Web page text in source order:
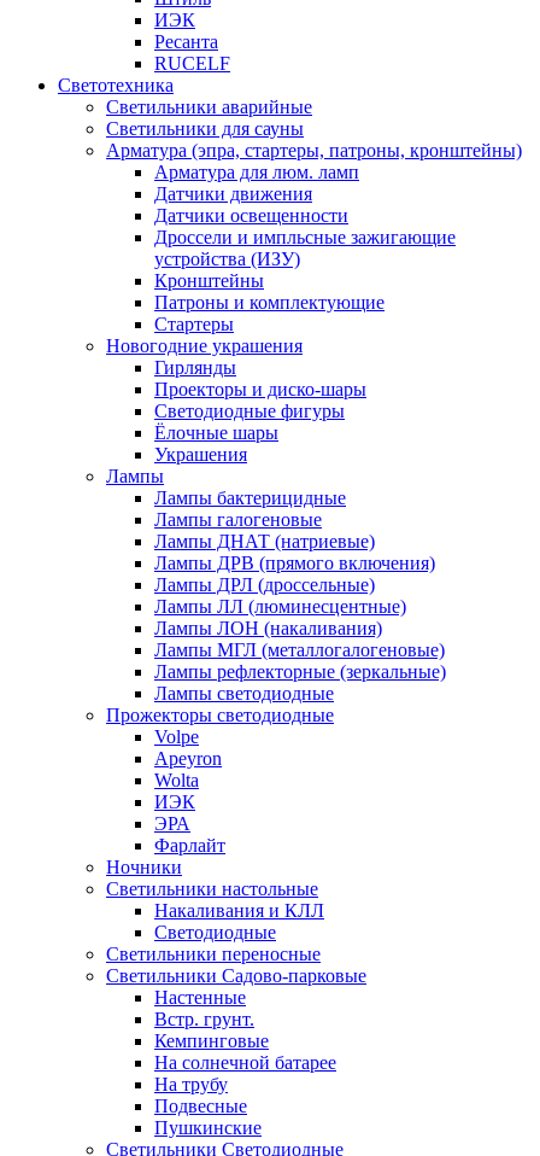
ИЭК
Ресанта
RUCELF
Светотехника
Светильники аварийные
Светильники для сауны
Арматура (эпра, стартеры, патроны, кронштейны)
Арматура для люм. ламп
Датчики движения
Датчики освещенности
Дроссели и импльсные зажигающие
устройства (ИЗУ)
Кронштейны
Патроны и комплектующие
Стартеры
Новогодние украшения
Гирлянды
Проекторы и диско-шары
Светодиодные фигуры
Ёлочные шары
Украшения
Лампы
Лампы бактерицидные
Лампы галогеновые
Лампы ДНАТ (натриевые)
Лампы ДРВ (прямого включения)
Лампы ДРЛ (дроссельные)
Лампы ЛЛ (люминесцентные)
Лампы ЛОН (накаливания)
Лампы МГЛ (металлогалогеновые)
Лампы рефлекторные (зеркальные)
Лампы светодиодные
Прожекторы светодиодные
Volpe
Apeyron
Wolta
ИЭК
ЭРА
Фарлайт
Ночники
Светильники настольные
Накаливания и КЛЛ
Светодиодные
Светильники переносные
Светильники Садово-парковые
Настенные
Встр. грунт.
Кемпинговые
На солнечной батарее
На трубу
Подвесные
Пушкинские
Светильники Светодиодные